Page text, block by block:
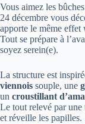
Vous aimez les
24 décembre vous
apporte le même
Tout se prépare à
soyez serein(e).
La structure est
viennois souple, une
un croustillant
Le tout relevé par une
et réveille les papilles.